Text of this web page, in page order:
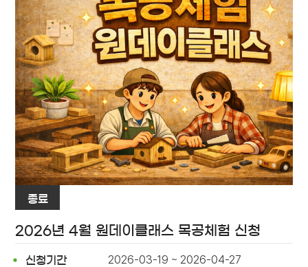
종료
2026년 4월 원데이클래스 목공체험 신청
신청기간 2026-03-19 ~ 2026-04-27